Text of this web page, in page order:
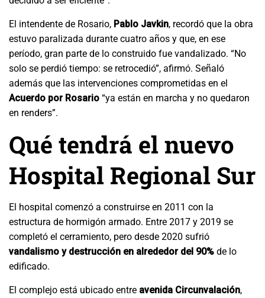
El intendente de Rosario, Pablo Javkin, recordó que la obra
estuvo paralizada durante cuatro años y que, en ese
período, gran parte de lo construido fue vandalizado. “No
solo se perdió tiempo: se retrocedió”, afirmó. Señaló
además que las intervenciones comprometidas en el
Acuerdo por Rosario “ya están en marcha y no quedaron
en renders”.
Qué tendrá el nuevo
Hospital Regional Sur
El hospital comenzó a construirse en 2011 con la
estructura de hormigón armado. Entre 2017 y 2019 se
completó el cerramiento, pero desde 2020 sufrió
vandalismo y destrucción en alrededor del 90% de lo
edificado.
El complejo está ubicado entre avenida Circunvalación,